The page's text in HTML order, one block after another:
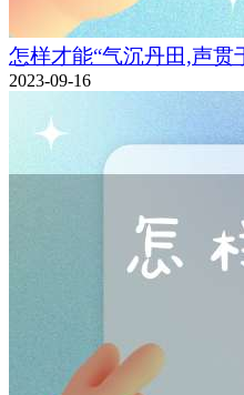
怎样才能“气沉丹田,声贯
2023-09-16